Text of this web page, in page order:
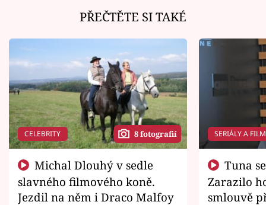
Sledujte nás
PŘEČTĚTE SI TAKÉ
CELEBRITY 8 fotografií
slavného filmového koně.
Jezdil na něm i Draco Malfoy
SERIÁLY A
Zarazilo
smlouvě